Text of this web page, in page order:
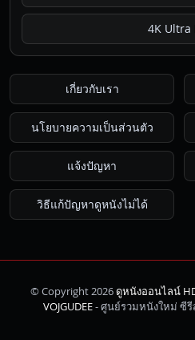
4K Ultra
เกี่ยวกับเรา
นโยบายความเป็นส่วนตัว
แจ้งปัญหา
วิธีแก้ปัญหาดูหนังไม่ได้
© Copyright 2026ดูหนังออนไลน์
VOJGUDEE- ศูนย์รวมหนังใหม่ ซี
ค้นหา